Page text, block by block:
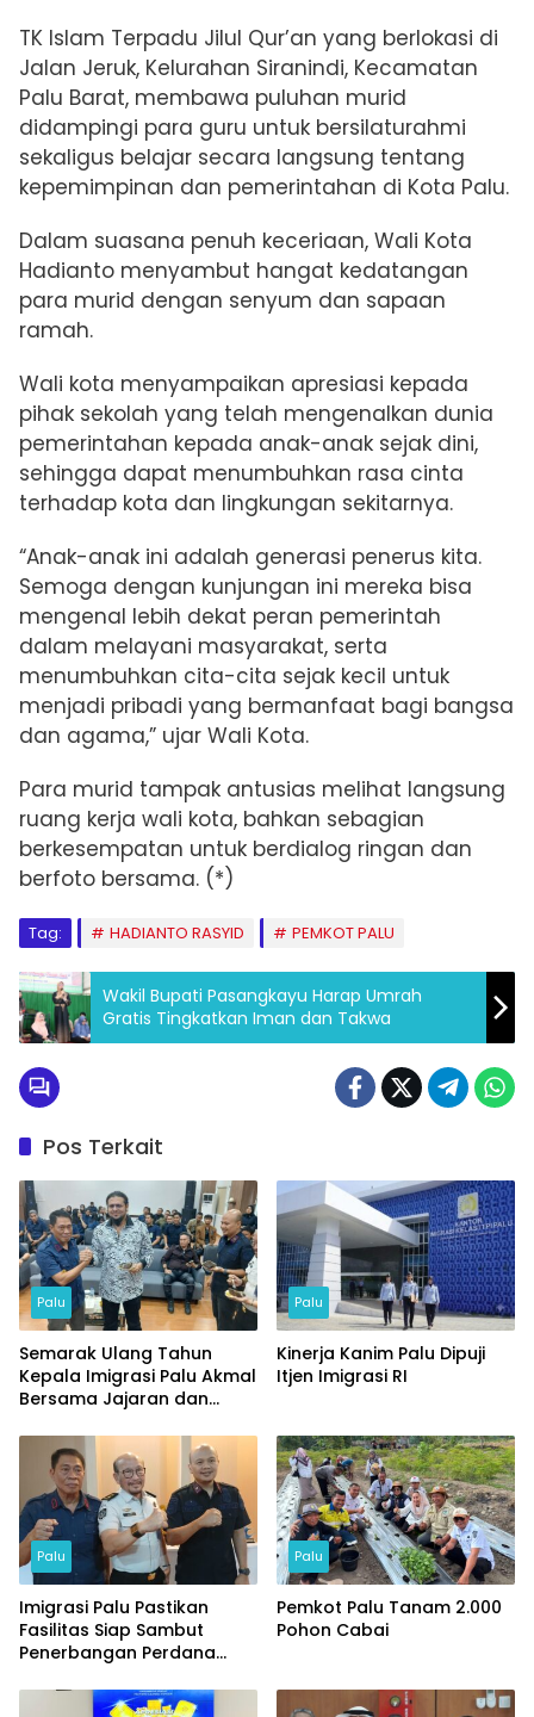
TK Islam Terpadu Jilul Qur’an yang berlokasi di
Jalan Jeruk, Kelurahan Siranindi, Kecamatan
Palu Barat, membawa puluhan murid
didampingi para guru untuk bersilaturahmi
sekaligus belajar secara langsung tentang
kepemimpinan dan pemerintahan di Kota Palu.
Dalam suasana penuh keceriaan, Wali Kota
Hadianto menyambut hangat kedatangan
para murid dengan senyum dan sapaan
ramah.
Wali kota menyampaikan apresiasi kepada
pihak sekolah yang telah mengenalkan dunia
pemerintahan kepada anak-anak sejak dini,
sehingga dapat menumbuhkan rasa cinta
terhadap kota dan lingkungan sekitarnya.
“Anak-anak ini adalah generasi penerus kita.
Semoga dengan kunjungan ini mereka bisa
mengenal lebih dekat peran pemerintah
dalam melayani masyarakat, serta
menumbuhkan cita-cita sejak kecil untuk
menjadi pribadi yang bermanfaat bagi bangsa
dan agama,” ujar Wali Kota.
Para murid tampak antusias melihat langsung
ruang kerja wali kota, bahkan sebagian
berkesempatan untuk berdialog ringan dan
berfoto bersama. (*)
Tag: HADIANTO RASYID PEMKOT PALU
Wakil Bupati Pasangkayu Harap Umrah
Gratis Tingkatkan Iman dan Takwa
Pos Terkait
Palu
Semarak Ulang Tahun
Kepala Imigrasi Palu Akmal
Bersama Jajaran dan
Palu
Kinerja Kanim Palu Dipuji
Itjen Imigrasi RI
Palu
Imigrasi Palu Pastikan
Fasilitas Siap Sambut
Penerbangan Perdana
Palu
Pemkot Palu Tanam 2.000
Pohon Cabai